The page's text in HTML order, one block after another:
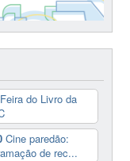
Feira do Livro da
Cine paredão:
de rec...